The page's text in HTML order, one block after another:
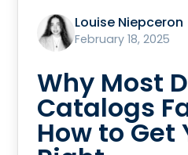
Louise Niepceron
February 18, 2025
Why Most
Catalogs
How to Get